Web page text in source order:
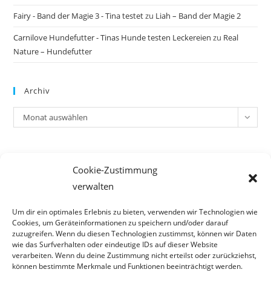
Cookie-Zustimmung
verwalten
Um dir ein optimales Erlebnis zu bieten, verwenden wir Technologien wie
Cookies, um Geräteinformationen zu speichern und/oder darauf
zuzugreifen. Wenn du diesen Technologien zustimmst, können wir Daten
wie das Surfverhalten oder eindeutige IDs auf dieser Website
verarbeiten. Wenn du deine Zustimmung nicht erteilst oder zurückziehst,
können bestimmte Merkmale und Funktionen beeinträchtigt werden.
Fairy - Band der Magie 3 - Tina testetzu Liah – Band der Magie 2
Carnilove Hundefutter - Tinas Hunde testen Leckereien zu Real
Nature – Hundefutter
Archiv
Archiv
Monat auswählen
Kommentar-Feed
WordPress.org